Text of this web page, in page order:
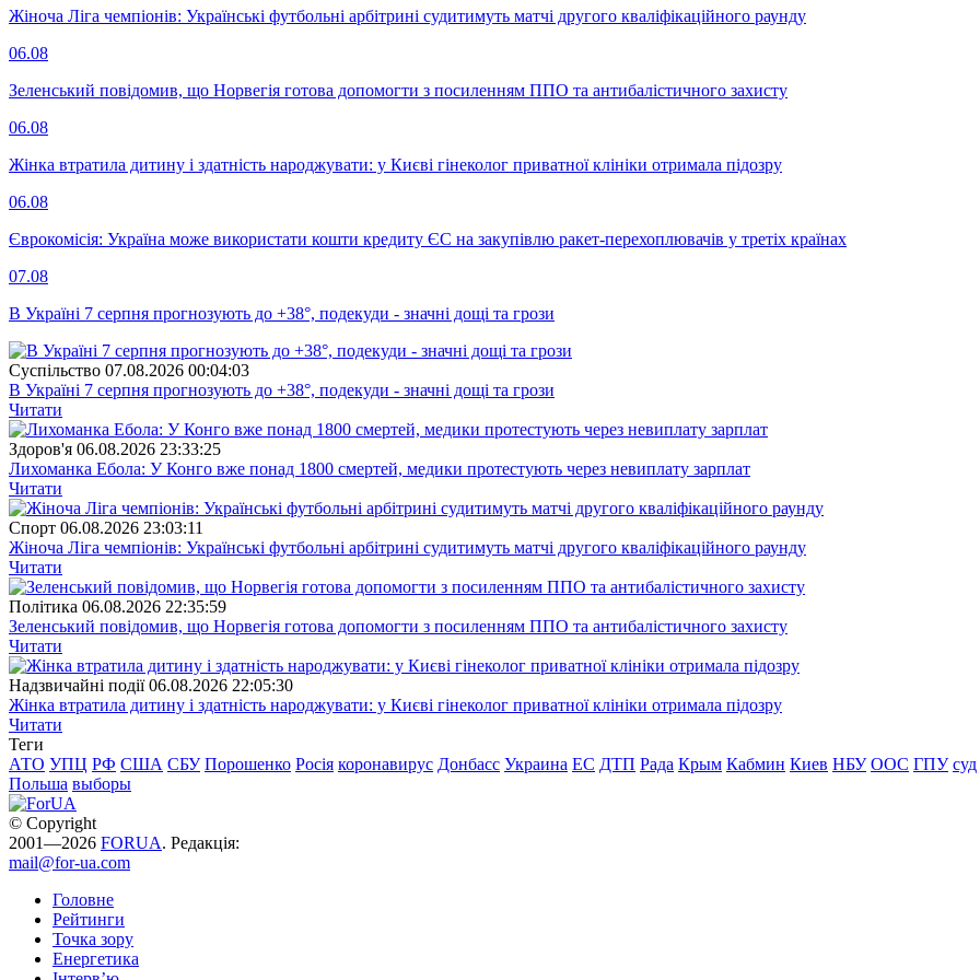
Жіноча Ліга чемпіонів: Українські футбольні арбітрині судитимуть матчі другого кваліфікаційного раунду
06.08
Зеленський повідомив, що Норвегія готова допомогти з посиленням ППО та антибалістичного захисту
06.08
Жінка втратила дитину і здатність народжувати: у Києві гінеколог приватної клініки отримала підозру
06.08
Єврокомісія: Україна може використати кошти кредиту ЄС на закупівлю ракет-перехоплювачів у третіх країнах
07.08
В Україні 7 серпня прогнозують до +38°, подекуди - значні дощі та грози
Суспiльство 07.08.2026 00:04:03
В Україні 7 серпня прогнозують до +38°, подекуди - значні дощі та грози
Читати
Здоров'я 06.08.2026 23:33:25
Лихоманка Ебола: У Конго вже понад 1800 смертей, медики протестують через невиплату зарплат
Читати
Спорт 06.08.2026 23:03:11
Жіноча Ліга чемпіонів: Українські футбольні арбітрині судитимуть матчі другого кваліфікаційного раунду
Читати
Полiтика 06.08.2026 22:35:59
Зеленський повідомив, що Норвегія готова допомогти з посиленням ППО та антибалістичного захисту
Читати
Надзвичайні події 06.08.2026 22:05:30
Жінка втратила дитину і здатність народжувати: у Києві гінеколог приватної клініки отримала підозру
Читати
Теги
АТО УПЦ РФ США СБУ Порошенко Росія коронавирус Донбасс Украина ЕС ДТП Рада Крым Кабмин Киев НБУ ООС ГПУ суд
Польша выборы
© Copyright
2001—2026 FORUA. Редакція:
mail@for-ua.com
Головне
Рейтинги
Точка зору
Енергетика